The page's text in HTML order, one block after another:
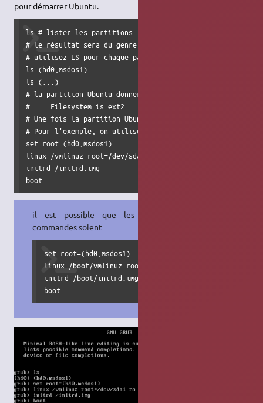
pour démarrer Ubuntu.
ls # lister les partitions
# le résultat sera du genre : (hd0) (hd0,msdos1)
# utilisez LS pour chaque partition afin d'identifier
ls (hd0,msdos1)
ls (...)
# la partition Ubuntu donnera un résultat du genre :
# ... Filesystem is ext2
# Une fois la partition Ubuntu trouvée, tapez ces
# Pour l'exemple, on utilisera (hd0,msdos1)
set root=(hd0,msdos1)
linux /vmlinuz root=/dev/sda1 ro
initrd /initrd.img
boot
il est possible que les bonnes
commandes soient
set root=(hd0,msdos1)
linux /boot/vmlinuz root=/dev/sda1 ro
initrd /boot/initrd.img
boot